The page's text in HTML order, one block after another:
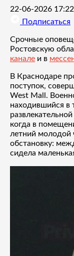
22-06-2026 17:22
Подписаться
Срочные
Ростовскую
канале и в
В Краснодаре
поступок,
West Mall.
находившийся в
когда в
летний молодой
обстановку:
сидела